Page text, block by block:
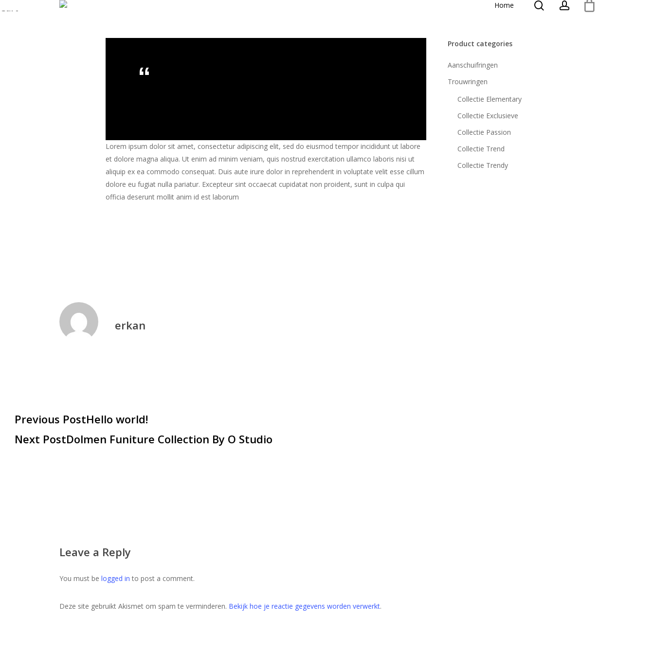
Home searchaccount
Cart
Lorem ipsum dolor sit amet, consectetur adipiscing elit, sed do eiusmod tempor incididunt ut labore
et dolore magna aliqua. Ut enim ad minim veniam, quis nostrud exercitation ullamco laboris nisi ut
aliquip ex ea commodo consequat. Duis aute irure dolor in reprehenderit in voluptate velit esse cillum
dolore eu fugiat nulla pariatur. Excepteur sint occaecat cupidatat non proident, sunt in culpa qui
officia deserunt mollit anim id est laborum
erkan
Product categories
Aanschuifringen
Trouwringen
Collectie Elementary
Collectie Exclusieve
Collectie Passion
Collectie Trend
Collectie Trendy
Previous PostHello world!
Next PostDolmen Funiture Collection By O Studio
Leave a Reply
You must be logged in to post a comment.
Deze site gebruikt Akismet om spam te verminderen. Bekijk hoe je reactie gegevens worden verwerkt.